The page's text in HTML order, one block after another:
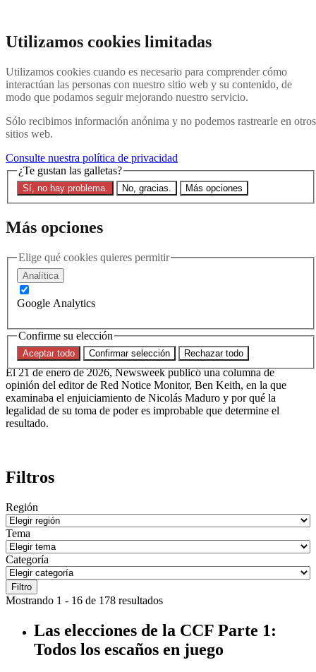
Utilizamos cookies limitadas
Utilizamos cookies cuando es necesario para comprender cómo
interactúan las personas con nuestro sitio web y su contenido, de
modo que podamos seguir mejorando nuestro servicio.
Sólo recibimos información anónima y no podemos rastrearle en otros
sitios web.
Consulte nuestra política de privacidad
¿Te gustan las galletas?
Sí, no hay problema. No, gracias. Más opciones
Más opciones
Elige qué cookies quieres permitir
Analítica
Google Analytics
Confirme su elección
Aceptar todo Confirmar selección Rechazar todo
Buscar en
Menú Póngase en contacto con nosotros
Última
Acerca de
Explicación de Interpol
Contacte con nosotros
Buscar en el sitio
Buscar en el sitio web
21 de enero de 2026
Ben Keith publica un artículo
de opinión en Newsweek | ¿Qué
harán los tribunales de EE.
UU. con Nicolás Maduro?
El 21 de enero de 2026, Newsweek publicó una columna de
opinión del editor de Red Notice Monitor, Ben Keith, en la que
examinaba el enjuiciamiento de Nicolás Maduro y por qué la
legalidad de su toma de poder es improbable que determine el
resultado.
Filtros
Región
Tema
Categoría
Filtro
Mostrando 1 - 16 de 178 resultados
Las elecciones de la CCF Parte 1:
Todos los escaños en juego